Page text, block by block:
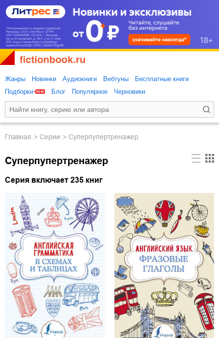
Жанры Новинки Аудиокниги Вебтуны
Бесплатные книги
Подборки
Блог Популярное Черновики
Главная Серии Суперпупертренажер
Суперпупертренажер
Серия включает 235 книг